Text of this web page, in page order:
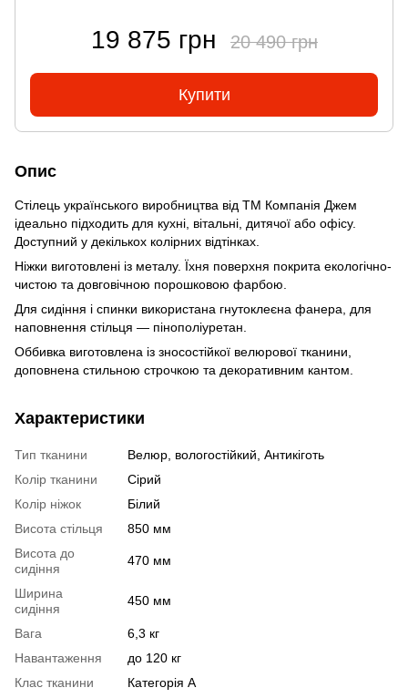
19 875 грн 20 490 грн
Купити
Опис
Стілець українського виробництва від ТМ Компанія Джем
ідеально підходить для кухні, вітальні, дитячої або офісу.
Доступний у декількох колірних відтінках.
Ніжки виготовлені із металу. Їхня поверхня покрита екологічно-
чистою та довговічною порошковою фарбою.
Для сидіння і спинки використана гнутоклеєна фанера, для
наповнення стільця — пінополіуретан.
Оббивка виготовлена із зносостійкої велюрової тканини,
доповнена стильною строчкою та декоративним кантом.
Характеристики
Тип тканини
Велюр, вологостійкий, Антикіготь
Колір тканини
Сірий
Колір ніжок
Білий
Висота стільця
850 мм
Висота до
сидіння
470 мм
Ширина
сидіння
450 мм
Вага
6,3 кг
Навантаження
до 120 кг
Клас тканини
Категорія А